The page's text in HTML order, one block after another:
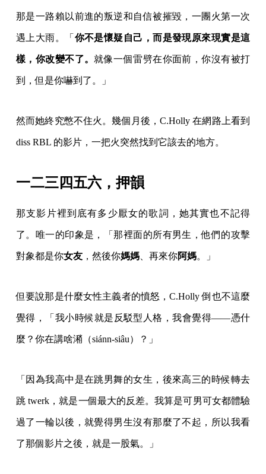
那是一路賴以前進的叛逆和自信被摧毀，一團火第一次
遇上大雨。「 你不是懷疑自己，而是發現原來現實是這
樣，你改變不了。 就像一個雷劈在你面前，你沒有被打
到，但是你嚇到了。」
然而她終究憋不住火。幾個月後，C.Holly 在網路上看到
diss RBL 的影片，一把火突然找到它該去的地方。
一二三四五六，押韻
那支影片裡到底有多少厭女的歌詞，她其實也不記得
了。唯一的印象是，「那裡面的所有男生，他們的攻擊
對象都是你女友 ，然後你媽媽 、再來你阿媽。」
但要說那是什麼女性主義者的憤怒，C.Holly 倒也不這麼
覺得，「我小時候就是反駁型人格，我會覺得——憑什
麼？你在講啥潲（siánn-siâu）？」
「因為我高中是在跳男舞的女生，後來高三的時候轉去
跳 twerk，就是一個最大的反差。我算是可男可女都體驗
過了一輪以後，就覺得男生沒有那麼了不起，所以我看
了那個影片之後，就是一股氣。」